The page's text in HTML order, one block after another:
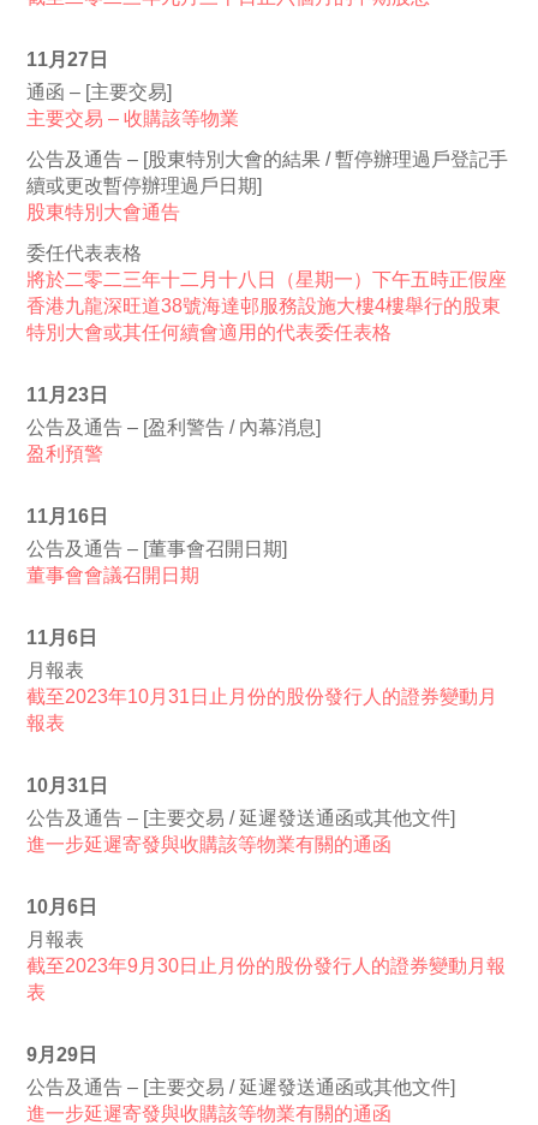
11月27日
通函 – [主要交易]
主要交易 – 收購該等物業
公告及通告 – [股東特別大會的結果 / 暫停辦理過戶登記手
續或更改暫停辦理過戶日期]
股東特別大會通告
委任代表表格
將於二零二三年十二月十八日（星期一）下午五時正假座
香港九龍深旺道38號海達邨服務設施大樓4樓舉行的股東
特別大會或其任何續會適用的代表委任表格
11月23日
公告及通告 – [盈利警告 / 內幕消息]
盈利預警
11月16日
公告及通告 – [董事會召開日期]
董事會會議召開日期
11月6日
月報表
截至2023年10月31日止月份的股份發行人的證券變動月
報表
10月31日
公告及通告 – [主要交易 / 延遲發送通函或其他文件]
進一步延遲寄發與收購該等物業有關的通函
10月6日
月報表
截至2023年9月30日止月份的股份發行人的證券變動月報
表
9月29日
公告及通告 – [主要交易 / 延遲發送通函或其他文件]
進一步延遲寄發與收購該等物業有關的通函